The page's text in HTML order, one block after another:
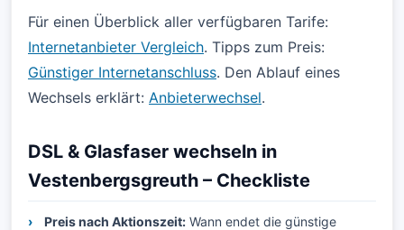
Für einen Überblick aller verfügbaren Tarife:
Internetanbieter Vergleich. Tipps zum Preis:
Günstiger Internetanschluss. Den Ablauf eines
Wechsels erklärt: Anbieterwechsel.
DSL & Glasfaser wechseln in
Vestenbergsgreuth – Checkliste
Preis nach Aktionszeit: Wann endet die günstige